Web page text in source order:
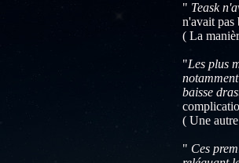
" Teask
n'avait pas
( La
"Les plus
baisse
( Une
" Ces